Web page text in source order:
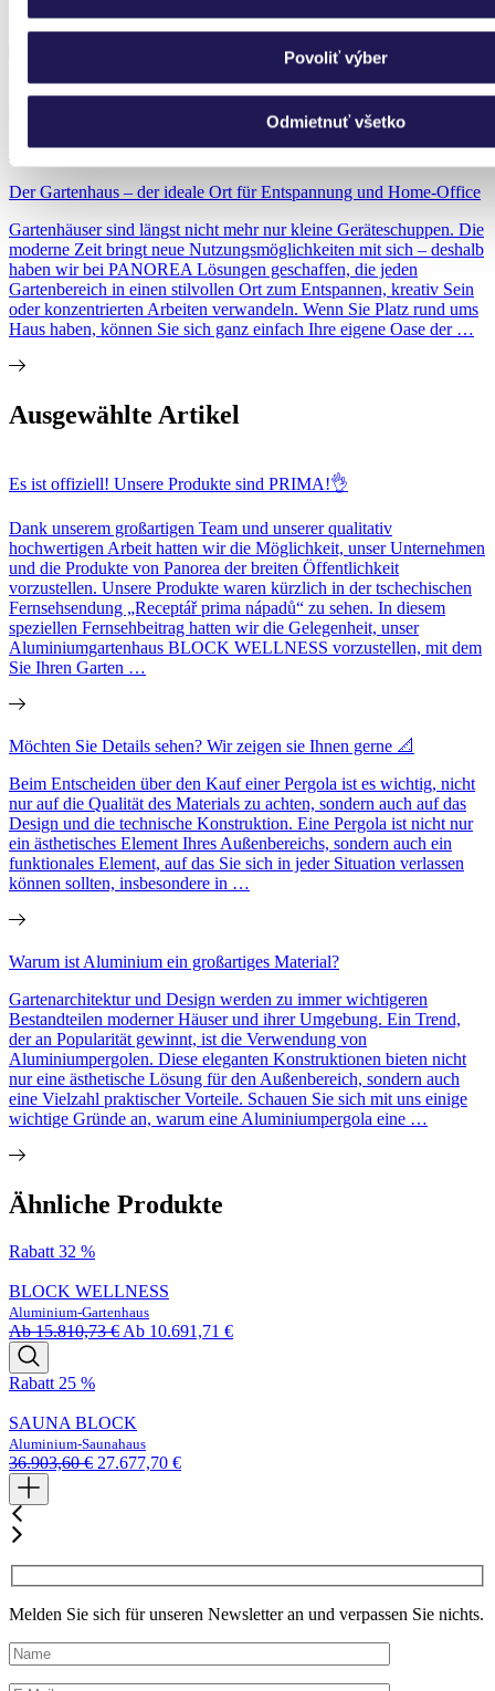
Povoliť výber
Odmietnuť všetko
sicherzustellen.
MULTIBLOCK | Gartenhaus aus Aluminium | Fitness + Wellness +
Office
MULTIBLOCK | Gartenhaus aus Aluminium | Fitness + Wellness +
Office
Der Gartenhaus – der ideale Ort für Entspannung und Home-Office
Gartenhäuser sind längst nicht mehr nur kleine Geräteschuppen. Die
moderne Zeit bringt neue Nutzungsmöglichkeiten mit sich – deshalb
haben wir bei PANOREA Lösungen geschaffen, die jeden
Gartenbereich in einen stilvollen Ort zum Entspannen, kreativ Sein
oder konzentrierten Arbeiten verwandeln. Wenn Sie Platz rund ums
Haus haben, können Sie sich ganz einfach Ihre eigene Oase der …
Ausgewählte Artikel
Es ist offiziell! Unsere Produkte sind PRIMA!👌
Dank unserem großartigen Team und unserer qualitativ
hochwertigen Arbeit hatten wir die Möglichkeit, unser Unternehmen
und die Produkte von Panorea der breiten Öffentlichkeit
vorzustellen. Unsere Produkte waren kürzlich in der tschechischen
Fernsehsendung „Receptář prima nápadů“ zu sehen. In diesem
speziellen Fernsehbeitrag hatten wir die Gelegenheit, unser
Aluminiumgartenhaus BLOCK WELLNESS vorzustellen, mit dem
Sie Ihren Garten …
Möchten Sie Details sehen? Wir zeigen sie Ihnen gerne 📐
Beim Entscheiden über den Kauf einer Pergola ist es wichtig, nicht
nur auf die Qualität des Materials zu achten, sondern auch auf das
Design und die technische Konstruktion. Eine Pergola ist nicht nur
ein ästhetisches Element Ihres Außenbereichs, sondern auch ein
funktionales Element, auf das Sie sich in jeder Situation verlassen
können sollten, insbesondere in …
Warum ist Aluminium ein großartiges Material?
Gartenarchitektur und Design werden zu immer wichtigeren
Bestandteilen moderner Häuser und ihrer Umgebung. Ein Trend,
der an Popularität gewinnt, ist die Verwendung von
Aluminiumpergolen. Diese eleganten Konstruktionen bieten nicht
nur eine ästhetische Lösung für den Außenbereich, sondern auch
eine Vielzahl praktischer Vorteile. Schauen Sie sich mit uns einige
wichtige Gründe an, warum eine Aluminiumpergola eine …
Ähnliche Produkte
Rabatt 32 %
BLOCK WELLNESS
Aluminium-Gartenhaus
Ab15.810,73€ Ab 10.691,71 €
Rabatt 25 %
SAUNA BLOCK
Aluminium-Saunahaus
36.903,60€ Ursprünglicher
27.677,70 €Aktueller
Melden Sie sich für unseren Newsletter an und verpassen Sie nichts.